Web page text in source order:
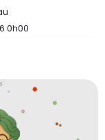
0h00